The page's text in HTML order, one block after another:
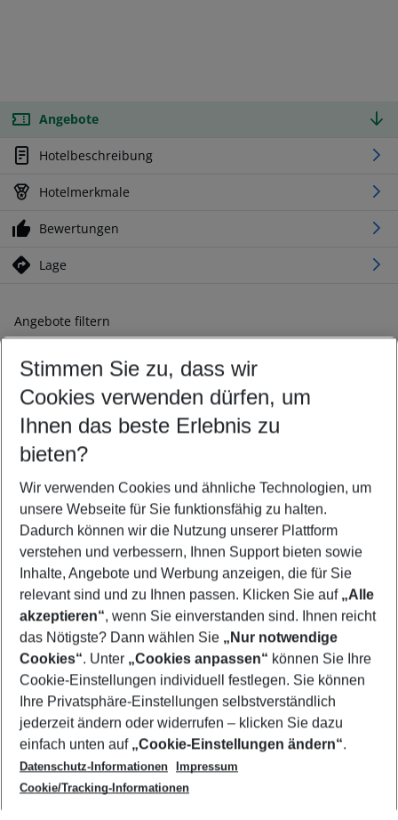
Angebote
Hotelbeschreibung
Hotelmerkmale
Bewertungen
Lage
Angebote filtern
Ändern Sie Ihre Kriterien nach Ihren Wünschen
Abflughafen wählen
Beliebiger Abflughafen
Reisezeitraum wählen
10.08.26– 08.08.27 5-8 Nächte
2 Erwachsene Keine Kinder
Mehr Filter anzeigen
Footer
Footer navigation
Über uns
AGB
Cookie-Einstellungen ändern
Cookie-Richtlinie
Datenschutz
Service & Hilfe
Barrierefreies Reisen
Check-in
Folgen Sie uns
Stimmen Sie zu, dass wir
Cookies verwenden dürfen, um
Ihnen das beste Erlebnis zu
bieten?
Wir verwenden Cookies und ähnliche Technologien, um
unsere Webseite für Sie funktionsfähig zu halten.
Dadurch können wir die Nutzung unserer Plattform
verstehen und verbessern, Ihnen Support bieten sowie
Inhalte, Angebote und Werbung anzeigen, die für Sie
relevant sind und zu Ihnen passen. Klicken Sie auf „Alle
akzeptieren“, wenn Sie einverstanden sind. Ihnen reicht
das Nötigste? Dann wählen Sie „Nur notwendige
Cookies“. Unter „Cookies anpassen“ können Sie Ihre
Cookie-Einstellungen individuell festlegen. Sie können
Ihre Privatsphäre-Einstellungen selbstverständlich
jederzeit ändern oder widerrufen – klicken Sie dazu
einfach unten auf „Cookie-Einstellungen ändern“.
Datenschutz-Informationen
Impressum
Cookie/Tracking-Informationen